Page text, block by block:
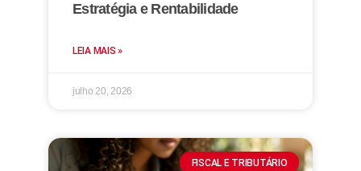
Estratégia e Rentabilidade
LEIA MAIS »
julho 20, 2026
FISCAL E TRIBUTÁRIO